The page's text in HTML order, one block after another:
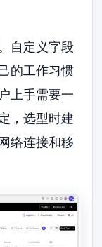
自定义字段
的工作习惯
上手需要一
，选型时建
络连接和移